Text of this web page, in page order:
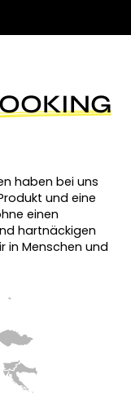
haben bei uns
und eine
einen
hartnäckigen
in Menschen und